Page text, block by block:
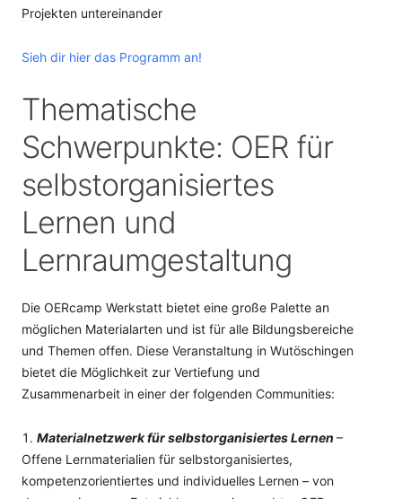
Projekten untereinander
Sieh dir hier das Programm an!
Thematische
Schwerpunkte: OER für
selbstorganisiertes
Lernen und
Lernraumgestaltung
Die OERcamp Werkstatt bietet eine große Palette an
möglichen Materialarten und ist für alle Bildungsbereiche
und Themen offen. Diese Veranstaltung in Wutöschingen
bietet die Möglichkeit zur Vertiefung und
Zusammenarbeit in einer der folgenden Communities:
Materialnetzwerk für selbstorganisiertes Lernen –
Offene Lernmaterialien für selbstorganisiertes,
kompetenzorientiertes und individuelles Lernen – von